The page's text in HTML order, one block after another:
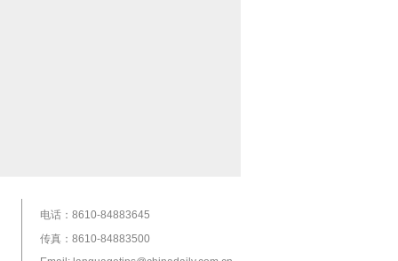
电话：8610-84883645
传真：8610-84883500